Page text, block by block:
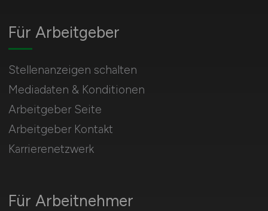
Für Arbeitnehmer
Für Arbeitgeber
Stellenanzeigen schalten
Mediadaten & Konditionen
Arbeitgeber Seite
Arbeitgeber Kontakt
Karrierenetzwerk